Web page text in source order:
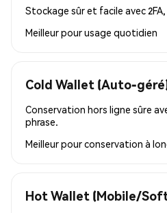
Stockage sûr et facile avec
Meilleur pourusage quotidien
Cold Wallet (Auto-
Conservation hors ligne sûre
phrase.
Meilleur pourconservation à
Hot Wallet (Mobile/